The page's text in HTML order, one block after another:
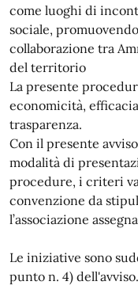
come luoghi di
sociale,
collaborazione tra
del territorio
La presente
economicità,
trasparenza.
Con il presente
modalità di
procedure, i criteri
convenzione da
l’associazione
Le iniziative sono
punto n. 4) dell'avviso.